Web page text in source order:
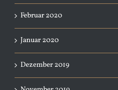
Februar 2020
Januar 2020
Dezember 2019